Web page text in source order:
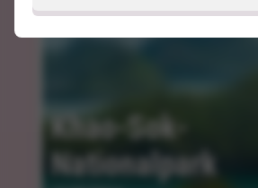
Khao-Sok-
Nationalpark